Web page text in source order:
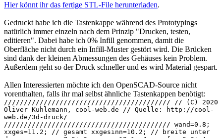
Hier könnt ihr das fertige STL-File herunterladen.
Gedruckt habe ich die Tastenkappe während des Prototypings
natürlich immer einzeln nach dem Prinzip "Drucken, testen,
editieren". Dabei habe ich 0% Infill genommen, damit die
Oberfläche nicht durch ein Infill-Muster gestört wird. Die Brücken
sind dank der kleinen Abmessungen des Gehäuses kein Problem.
Außerdem geht so der Druck schneller und es wird Material gespart.
Allen Interessierten möchte ich den OpenSCAD-Source nicht
vorenthalten, falls ihr mal selbst ähnliche Tastenkappen benötigt:
////////////////////////////////////////// // (C) 2020
Oliver Kuhlemann, cool-web.de // Quelle: http://cool-
web.de/3d-druck/
////////////////////////////////////////// wand=0.8;
xxges=11.2; // gesamt xxgesinn=10.2; // breite unter